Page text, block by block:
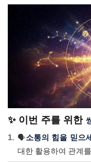
✨ 이번 주를 위한
🗣️소통의 힘을 믿으
대한 활용하여 관계